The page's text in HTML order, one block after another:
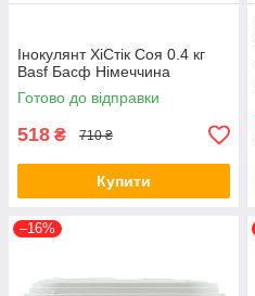
Інокулянт ХіСтік Соя 0.4 кг
Basf Басф Німеччина
Готово до відправки
518 ₴ 710 ₴
Купити
–16%